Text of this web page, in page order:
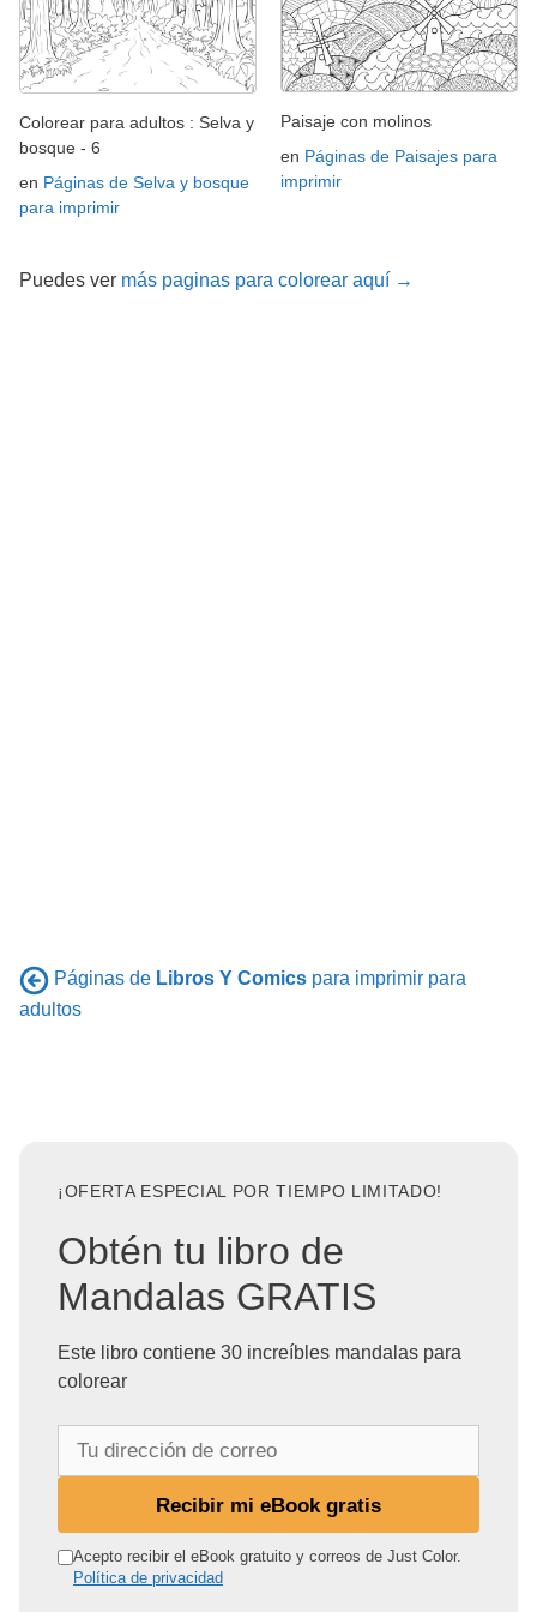
Colorear para adultos : Selva y
bosque - 6
en Páginas de Selva y bosque
para imprimir
Paisaje con molinos
en Páginas de Paisajes para
imprimir
Puedes ver más paginas para colorear aquí →
Páginas de Libros Y Comics para imprimir para
adultos
¡OFERTA ESPECIAL POR TIEMPO LIMITADO!
Obtén tu libro de
Mandalas GRATIS
Este libro contiene 30 increíbles mandalas para
colorear
r
Recibir mi eBook gratis
Acepto recibir el eBook gratuito y correos de Just Color.
Política de privacidad